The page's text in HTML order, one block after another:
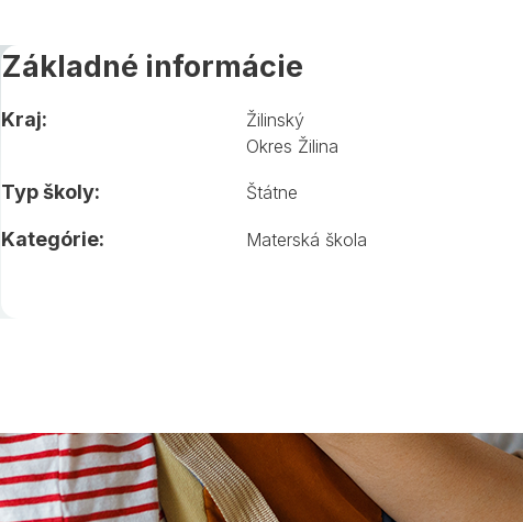
Základné informácie
Kraj:
Žilinský
Okres Žilina
Typ školy: Štátne
Kategórie: Materská škola